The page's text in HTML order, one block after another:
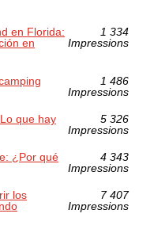
en Florida:
en
1 334
Impressions
1 486
Impressions
que hay
5 326
Impressions
¿Por qué
4 343
Impressions
los
7 407
Impressions